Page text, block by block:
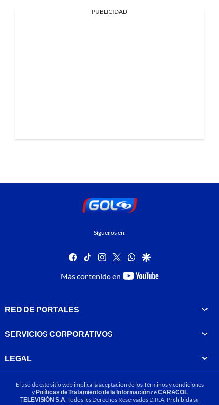
PUBLICIDAD
Síguenos en:
facebook
tiktok instagram
twitterwhatsapp
google
Más contenido en
youtube-
RED DE PORTALES
SERVICIOS CORPORATIVOS
LEGAL
El uso de este sitio web implica la aceptación de losTérminos y condiciones
yPolíticas de Tratamiento de la InformacióndeCARACOL
TELEVISIÓN S.A.Todos los Derechos Reservados D.R.A. Prohibida su